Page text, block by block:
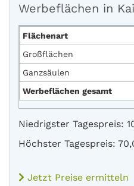
Werbeflächen in
Flächenart
Großflächen
Ganzsäulen
Werbeflächen gesamt
Niedrigster Tagespreis:
Höchster Tagespreis:
Jetzt Preise ermitteln